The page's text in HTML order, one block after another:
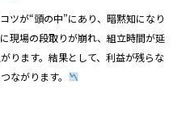
ツが“頭の中”にあり、暗黙知になり
現場の段取りが崩れ、組立時間が延
ります。結果として、利益が残らな
ながります。